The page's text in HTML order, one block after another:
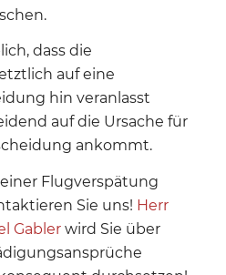
dass die
auf eine
hin veranlasst
auf die Ursache für
ankommt.
Flugverspätung
Sie uns! Herr
Gablerwird Sie über